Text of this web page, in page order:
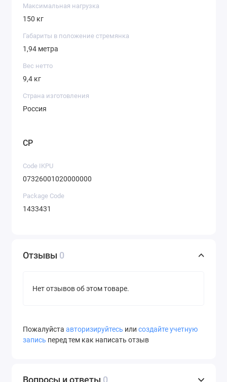
Максимальная нагрузка
150 кг
Габариты в положение стремянка
1,94 метра
Вес нетто
9,4 кг
Страна изготовления
Россия
CP
Code IKPU
07326001020000000
Package Code
1433431
Отзывы 0
Нет отзывов об этом товаре.
Пожалуйста авторизируйтесь или создайте учетную
запись перед тем как написать отзыв